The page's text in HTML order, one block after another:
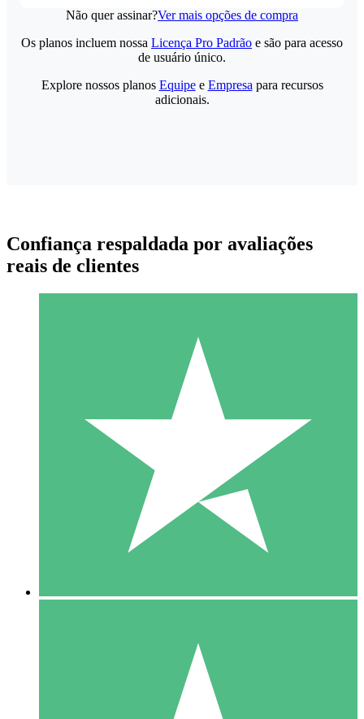
Não quer assinar?Ver mais opções de compra
Pacotes de Créditos Individuais
Pague conforme o uso com créditos de download. Sem
1000
10 Downloads
20 00
Os planos incluem nossa Licença Pro Padrão e são para acesso
de usuário único.
Explore nossos planos Equipee Empresa para recursos
adicionais.
Confiança respaldada por avaliações
reais de clientes